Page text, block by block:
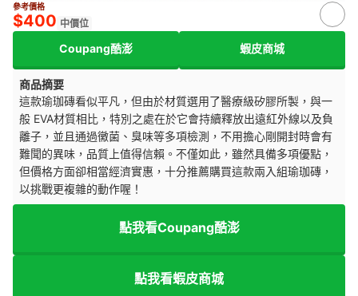
參考價格
$400 中價位
Coupang酷澎 蝦皮商城
商品摘要
這款瑜珈磚看似平凡，但由於材質選用了醫療級矽膠所製，與一
般 EVA材質相比，特別之處在於它會持續釋放出遠紅外線以及負
離子，並且通過黴菌、臭味等多項檢測，不用擔心剛開封時會有
難聞的異味，品質上值得信賴。不僅如此，雖然具備多項優點，
但價格方面卻相當經濟實惠，十分推薦購買這款兩入組瑜珈磚，
以挑戰更複雜的動作喔！
點我看Coupang酷澎
點我看蝦皮商城